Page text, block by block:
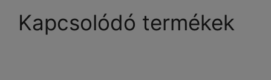
Kapcsolódó termékek